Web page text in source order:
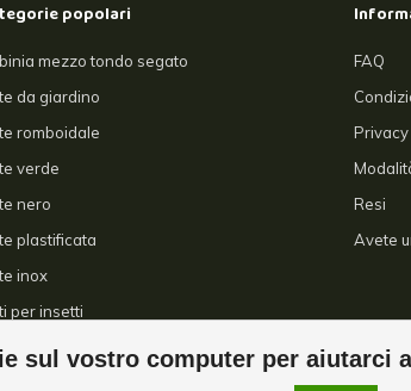
sul vostro computer per aiutarci
popolari
mezzo tondo segato
da giardino
romboidale
verde
nero
plastificata
inox
per insetti
FAQ
Privacy
Resi
Avete